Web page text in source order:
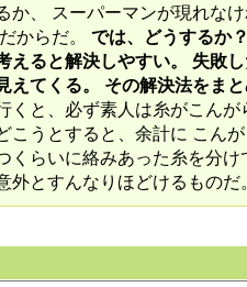
か、 スーパーマンが現れな
からだ。 では、どうするか
えると解決しやすい。 失敗
えてくる。 その解決法をま
くと、必ず素人は糸がこん
こうとすると、余計に こん
くらいに絡みあった糸を分
外とすんなりほどけるものだ